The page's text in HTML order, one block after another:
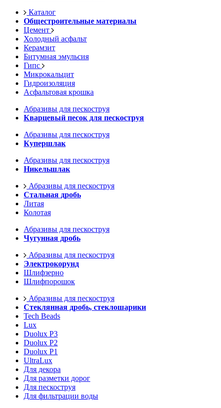
Каталог
Общестроительные материалы
Цемент
Холодный асфальт
Керамзит
Битумная эмульсия
Гипс
Микрокальцит
Гидроизоляция
Асфальтовая крошка
Абразивы для пескоструя
Кварцевый песок для пескоструя
Абразивы для пескоструя
Купершлак
Абразивы для пескоструя
Никельшлак
Абразивы для пескоструя
Стальная дробь
Литая
Колотая
Абразивы для пескоструя
Чугунная дробь
Абразивы для пескоструя
Электрокорунд
Шлифзерно
Шлифпорошок
Абразивы для пескоструя
Стеклянная дробь, стеклошарики
Tech Beads
Lux
Duolux P3
Duolux P2
Duolux P1
UltraLux
Для декора
Для разметки дорог
Для пескоструя
Для фильтрации воды